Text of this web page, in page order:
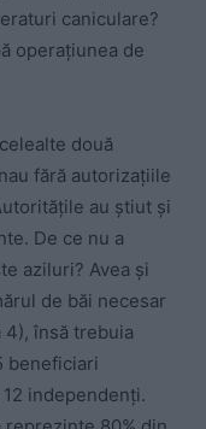
caniculare?
operațiunea de
două
fără autorizațiile
au știut și
De ce nu a
aziluri? Avea și
de băi necesar
4), însă trebuia
beneficiari
independenți.